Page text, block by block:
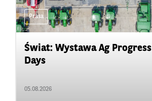
Prasa
Świat: Wystawa Ag Progress
Days
05.08.2026